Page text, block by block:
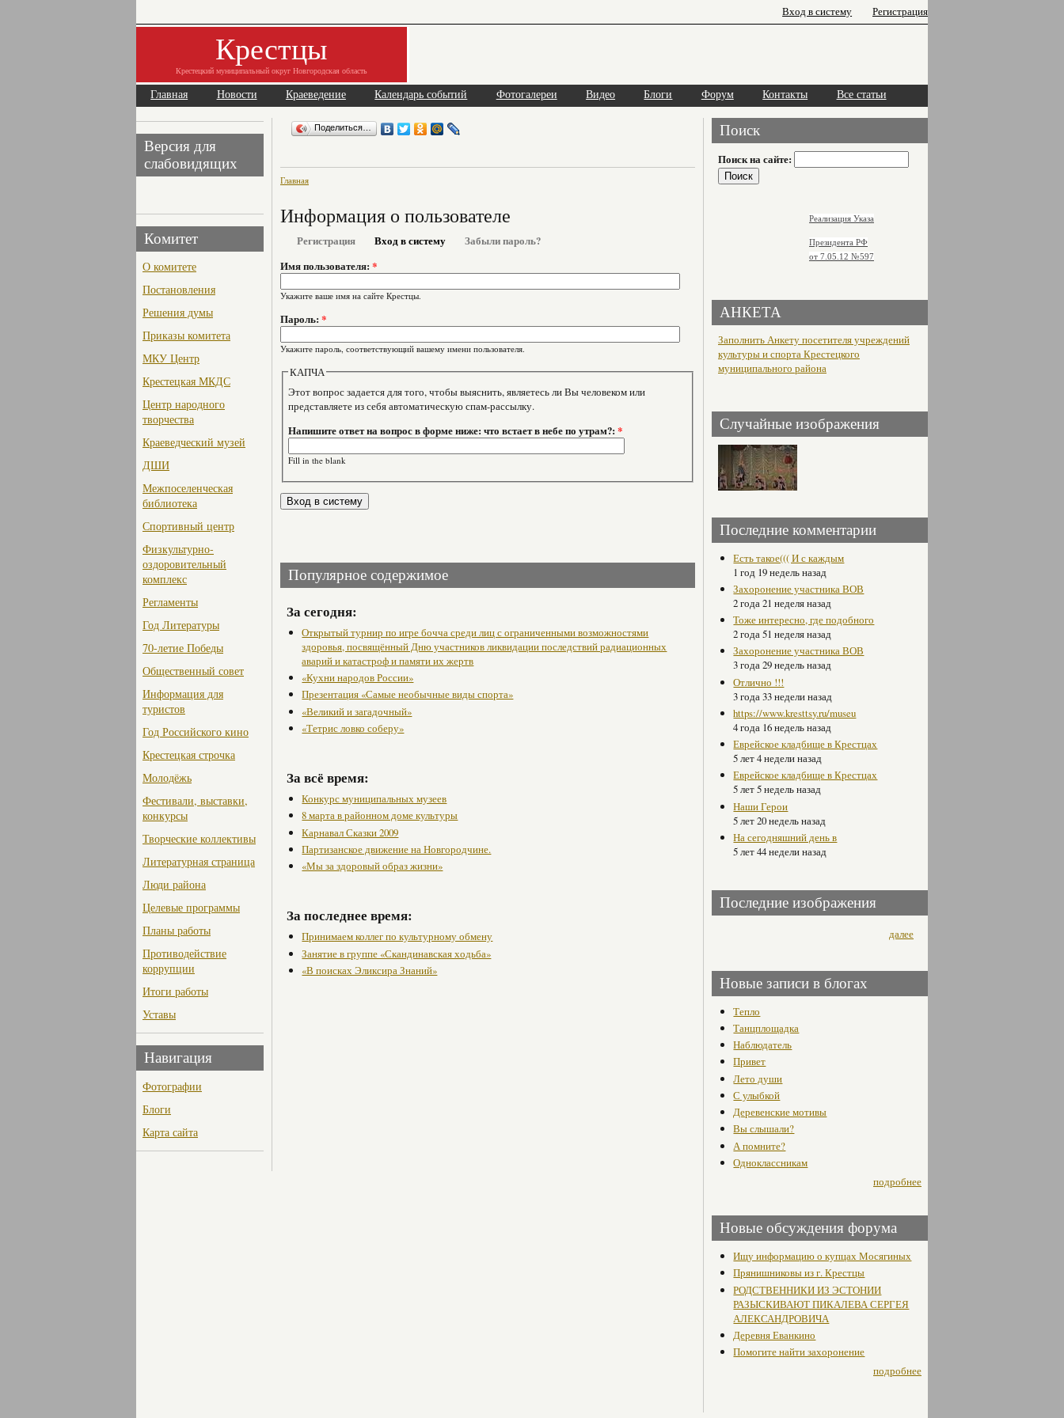
Вход в систему Регистрация
Крестцы
Крестецкий муниципальный округ Новгородская область
Главная Новости Краеведение Календарь событий Фотогалереи Видео Блоги Форум Контакты Все статьи
Версия для
слабовидящих
Комитет
О комитете
Постановления
Решения думы
Приказы комитета
МКУ Центр
Крестецкая МКДС
Центр народного
творчества
Краеведческий музей
ДШИ
Межпоселенческая
библиотека
Спортивный центр
Физкультурно-
оздоровительный
комплекс
Регламенты
Год Литературы
70-летие Победы
Общественный совет
Информация для
туристов
Год Российского кино
Крестецкая строчка
Молодёжь
Фестивали, выставки,
конкурсы
Творческие коллективы
Литературная страница
Люди района
Целевые программы
Планы работы
Противодействие
коррупции
Итоги работы
Уставы
Навигация
Фотографии
Блоги
Карта сайта
Поделиться…
Главная
Информация о пользователе
Регистрация Вход в систему
Забыли пароль?
Имя пользователя: *
Укажите ваше имя на сайте Крестцы.
Пароль: *
Укажите пароль, соответствующий вашему имени пользователя.
КАПЧА
Этот вопрос задается для того, чтобы выяснить, являетесь ли Вы человеком или
представляете из себя автоматическую спам-рассылку.
Напишите ответ на вопрос в форме ниже: что встает в небе по утрам?:*
Fill in the blank
Популярное содержимое
За сегодня:
Открытый турнир по игре бочча среди лиц с ограниченными возможностями
здоровья, посвящённый Дню участников ликвидации последствий радиационных
аварий и катастроф и памяти их жертв
«Кухни народов России»
Презентация «Самые необычные виды спорта»
«Великий и загадочный»
«Тетрис ловко соберу»
За всё время:
Конкурс муниципальных музеев
8 марта в районном доме культуры
Карнавал Сказки 2009
Партизанское движение на Новгородчине.
«Мы за здоровый образ жизни»
За последнее время:
Принимаем коллег по культурному обмену
Занятие в группе «Скандинавская ходьба»
«В поисках Эликсира Знаний»
Поиск
Поиск на сайте:
Реализация Указа
Президента РФ
от 7.05.12 №597
АНКЕТА
Заполнить Анкету посетителя учреждений
культуры и спорта Крестецкого
муниципального района
Случайные изображения
Последние комментарии
Есть такое((( И с каждым
1 год 19 недель назад
Захоронение участника ВОВ
2 года 21 неделя назад
Тоже интересно, где подобного
2 года 51 неделя назад
Захоронение участника ВОВ
3 года 29 недель назад
Отлично !!!
3 года 33 недели назад
https://www.kresttsy.ru/museu
4 года 16 недель назад
Еврейское кладбище в Крестцах
5 лет 4 недели назад
Еврейское кладбище в Крестцах
5 лет 5 недель назад
Наши Герои
5 лет 20 недель назад
На сегодняшний день в
5 лет 44 недели назад
Последние изображения
далее
Новые записи в блогах
Тепло
Танцплощадка
Наблюдатель
Привет
Лето души
С улыбкой
Деревенские мотивы
Вы слышали?
А помните?
Одноклассникам
подробнее
Новые обсуждения форума
Ищу информацию о купцах Мосягиных
Прянишниковы из г. Крестцы
РОДСТВЕННИКИ ИЗ ЭСТОНИИ
РАЗЫСКИВАЮТ ПИКАЛЕВА СЕРГЕЯ
АЛЕКСАНДРОВИЧА
Деревня Еванкино
Помогите найти захоронение
подробнее